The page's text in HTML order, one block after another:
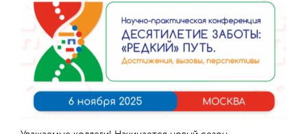
Отправить